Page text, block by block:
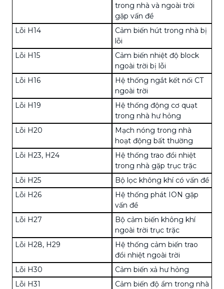
trong nhà và ngoài trời
gặp vấn đề
Lỗi H14
Cảm biến hút trong nhà bị
lỗi
Lỗi H15
Cảm biến nhiệt độ block
ngoài trời bị lỗi
Lỗi H16
Hệ thống ngắt kết nối CT
ngoài trời
Lỗi H19
Hệ thống động cơ quạt
trong nhà hư hỏng
Lỗi H20
Mạch nóng trong nhà
hoạt động bất thường
Lỗi H23, H24
Hệ thống trao đổi nhiệt
trong nhà gặp trục trặc
Lỗi H25
Bộ lọc không khí có vấn đề
Lỗi H26
Hệ thống phát ION gặp
vấn đề
Lỗi H27
Bộ cảm biến không khí
ngoài trời trục trặc
Lỗi H28, H29
Hệ thống cảm biến trao
đổi nhiệt ngoài trời
Lỗi H30
Cảm biến xả hư hỏng
Lỗi H31
Cảm biến độ ẩm trong nhà